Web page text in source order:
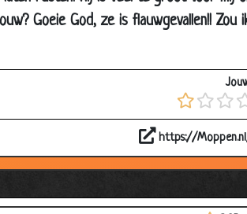
Goeie God, ze is flauwgevallen!! Zou
https://
3.74
3.36
3.17
3.04